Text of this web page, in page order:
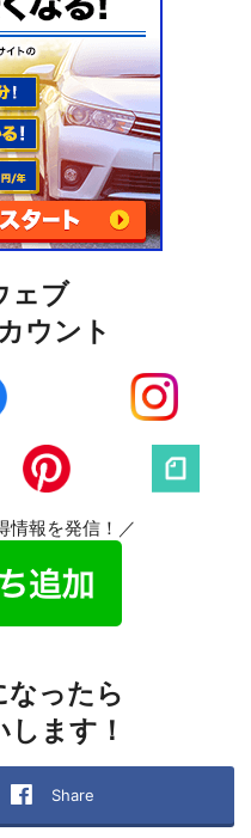
ェブ
ウント
情報を発信！／
なったら
ます！
Share